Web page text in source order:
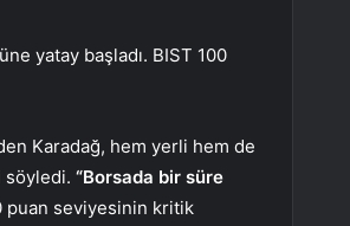
yatay başladı. BIST 100
Karadağ, hem yerli hem de
söyledi. “Borsada bir süre
puan seviyesinin kritik